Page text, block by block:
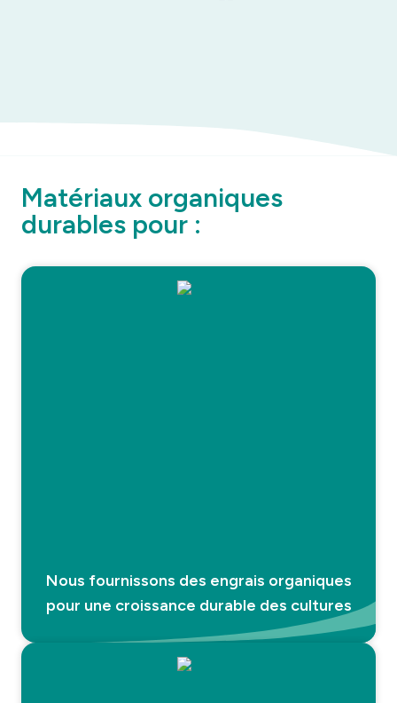
Matériaux organiques
durables pour :
Nous fournissons des engrais organiques
pour une croissance durable des cultures